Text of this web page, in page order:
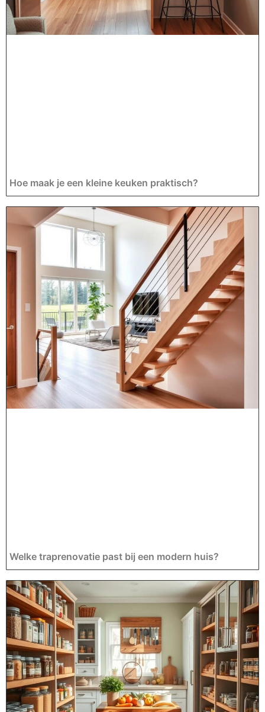
Hoe maak je een kleine keuken praktisch?
Welke traprenovatie past bij een modern huis?